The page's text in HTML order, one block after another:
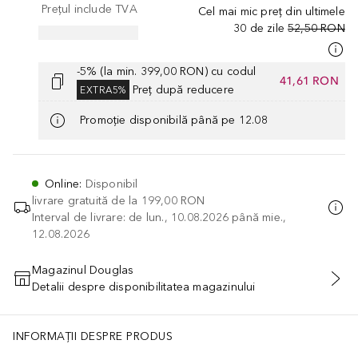
Cel mai mic preț din ultimele
30 de zile 52,50 RON
Prețul include TVA
-5% (la min. 399,00 RON) cu codul
EXTRA5% Preț după reducere
41,61 RON
Promoție disponibilă până pe 12.08
Online: Disponibil
livrare gratuită de la 199,00 RON
Interval de livrare: de lun., 10.08.2026 până mie.,
12.08.2026
ADĂUGAȚI ÎN COŞ
Magazinul Douglas
Detalii despre disponibilitatea magazinului
INFORMAȚII DESPRE PRODUS